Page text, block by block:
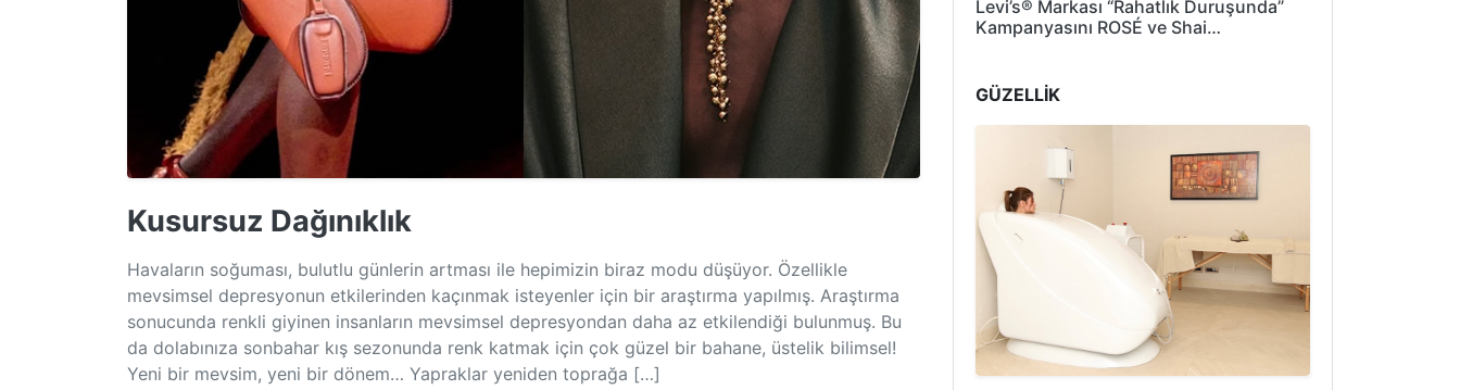
Kusursuz Dağınıklık
Havaların soğuması, bulutlu günlerin artması ile hepimizin biraz modu düşüyor. Özellikle
mevsimsel depresyonun etkilerinden kaçınmak isteyenler için bir araştırma yapılmış. Araştırma
sonucunda renkli giyinen insanların mevsimsel depresyondan daha az etkilendiği bulunmuş. Bu
da dolabınıza sonbahar kış sezonunda renk katmak için çok güzel bir bahane, üstelik bilimsel!
Yeni bir mevsim, yeni bir dönem… Yapraklar yeniden toprağa […]
Levi’s® Markası “Rahatlık Duruşunda”
Kampanyasını ROSÉ ve Shai…
GÜZELLİK